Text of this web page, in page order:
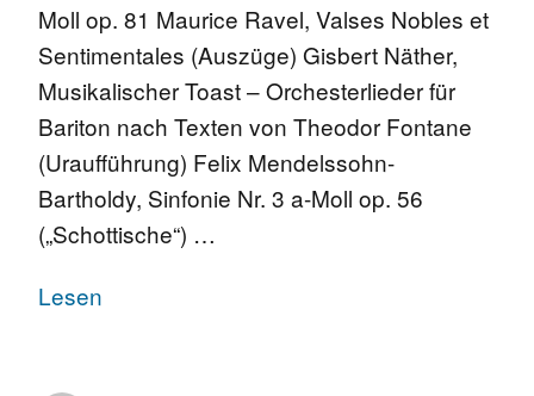
Moll op. 81 Maurice Ravel, Valses Nobles et
Sentimentales (Auszüge) Gisbert Näther,
Musikalischer Toast – Orchesterlieder für
Bariton nach Texten von Theodor Fontane
(Uraufführung) Felix Mendelssohn-
Bartholdy, Sinfonie Nr. 3 a-Moll op. 56
(„Schottische“) …
Lesen